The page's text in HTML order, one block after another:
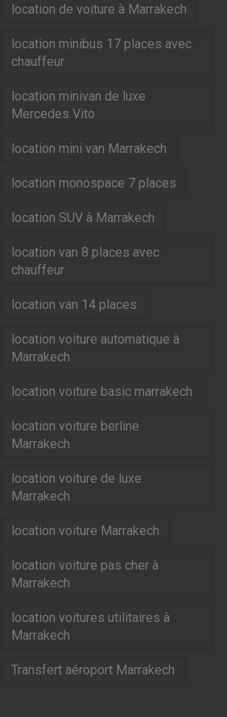
location de voiture à Marrakech
location minibus 17 places avec
chauffeur
location minivan de luxe
Mercedes Vito
location mini van Marrakech
location monospace 7 places
location SUV à Marrakech
location van 8 places avec
chauffeur
location van 14 places
location voiture automatique à
Marrakech
location voiture basic marrakech
location voiture berline
Marrakech
location voiture de luxe
Marrakech
location voiture Marrakech
location voiture pas cher à
Marrakech
location voitures utilitaires à
Marrakech
Transfert aéroport Marrakech